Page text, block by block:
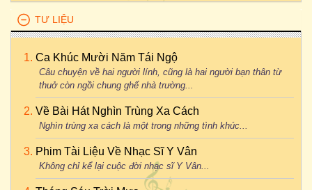
TƯ LIỆU
Ca Khúc Mười Năm Tái Ngộ
Câu chuyện về hai người lính, cũng là hai người bạn thân từ
thuở còn ngồi chung ghế nhà trường...
Về Bài Hát Nghìn Trùng Xa Cách
Nghìn trùng xa cách là một trong những tình khúc...
Phim Tài Liệu Về Nhạc Sĩ Y Vân
Không chỉ kể lại cuộc đời nhạc sĩ Y Vân...